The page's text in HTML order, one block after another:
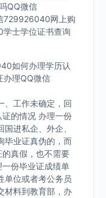
QQ微信
729926040网上购
士学位证书查询
如何办理学历认
理QQ微信
、工作未确定，回
的情况 办理一份
进私企、外企、
毕业证真伪的，而
真假，也不需要
份毕业证成绩单
单位或者考公务员
材料到教育部，办